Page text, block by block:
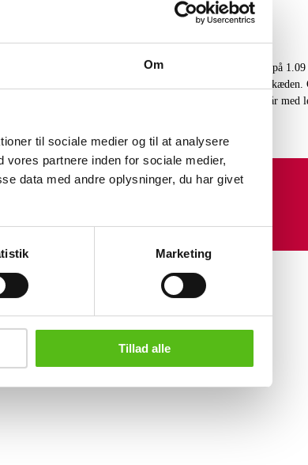
Om
til sociale medier og til at analysere
partnere inden for sociale medier,
data med andre oplysninger, du har givet
Marketing
Tillad alle
prydet med en brilliantslebne diamant på 1.09 ct. Farve: Wesselton (H).
vægt: 2,0 gram. L. 45 cm. Stemplet 14kt samt mester på
dateret fra April 2025 medfølger. Æske medfølger. Fremstår med